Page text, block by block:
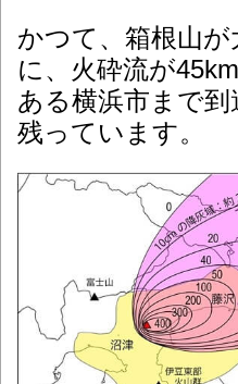
かつて、箱根山
に、火砕流が
ある横浜市まで
残っています。